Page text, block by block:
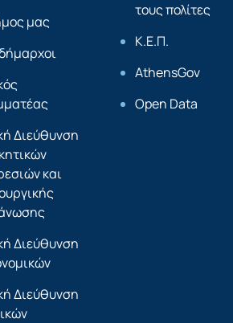
μας
Διεύθυνση
και
Διεύθυνση
Διεύθυνση
τους πολίτες
Κ.Ε.Π.
AthensGov
Open Data